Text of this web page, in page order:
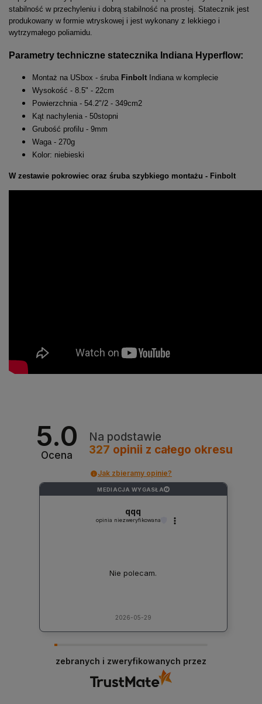
stabilność w przechyleniu i dobrą stabilność na prostej. Statecznik jest
produkowany w formie wtryskowej i jest wykonany z lekkiego i
wytrzymałego poliamidu.
Parametry techniczne statecznika Indiana Hyperflow:
Montaż na USbox - śruba Finbolt Indiana w komplecie
Wysokość - 8.5" - 22cm
Powierzchnia - 54.2"/2 - 349cm2
Kąt nachylenia - 50stopni
Grubość profilu - 9mm
Waga - 270g
Kolor: niebieski
W zestawie pokrowiec oraz śruba szybkiego montażu - Finbolt
5.0
Ocena
Na podstawie
327 opinii z całego okresu
Jak zbieramy opinie?
MEDIACJA WYGASŁA ?
qqq
opinia niezweryfikowana
Nie polecam.
2026-05-29
zebranych i zweryfikowanych przez